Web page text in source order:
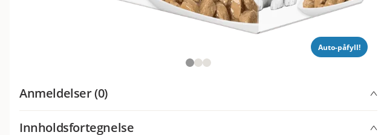
Auto-påfyll!
Anmeldelser (0)
Hva synes andre kunder
Innholdsfortegnelse